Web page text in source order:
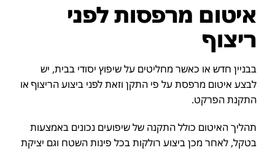
איטום מרפסות לפני
ריצוף
בבניין חדש או כאשר מחליטים על שיפוץ יסודי בבית, יש
לבצע איטום מרפסת על פי התקן וזאת לפני ביצוע הריצוף או
התקנת הפרקט.
תהליך האיטום כולל התקנה של שיפועים נכונים באמצעות
בטקל, לאחר מכן ביצוע רולקות בכל פינות השטח וגם יציקת